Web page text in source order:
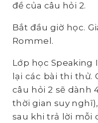
đề của câu hỏi 2.
Bắt đầu giờ học.
Rommel.
Lớp học Speaking
lại các bài thi thử.
câu hỏi 2 sẽ dành
thời gian suy
sau khi trả lời mỗi